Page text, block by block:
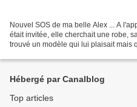
Nouvel SOS de ma belle Alex ... A
était invitée, elle cherchait une robe,
trouvé un modèle qui lui plaisait mais
Hébergé par Canalblog
Top articles